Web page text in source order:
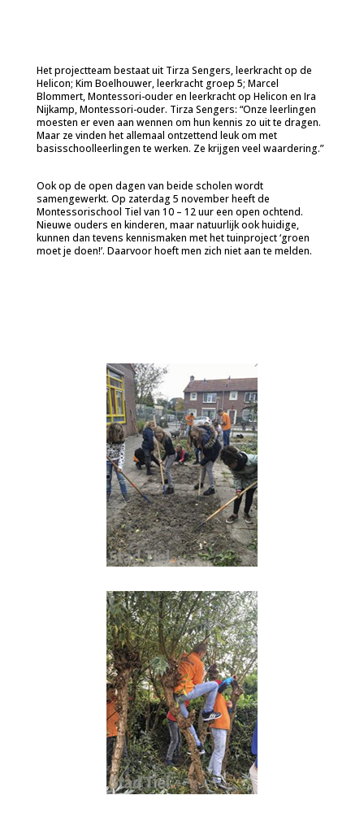
Het projectteam bestaat uit Tirza Sengers, leerkracht op de
Helicon; Kim Boelhouwer, leerkracht groep 5; Marcel
Blommert, Montessori-ouder en leerkracht op Helicon en Ira
Nijkamp, Montessori-ouder. Tirza Sengers: “Onze leerlingen
moesten er even aan wennen om hun kennis zo uit te dragen.
Maar ze vinden het allemaal ontzettend leuk om met
basisschoolleerlingen te werken. Ze krijgen veel waardering.”
Ook op de open dagen van beide scholen wordt
samengewerkt. Op zaterdag 5 november heeft de
Montessorischool Tiel van 10 – 12 uur een open ochtend.
Nieuwe ouders en kinderen, maar natuurlijk ook huidige,
kunnen dan tevens kennismaken met het tuinproject ‘groen
moet je doen!’. Daarvoor hoeft men zich niet aan te melden.